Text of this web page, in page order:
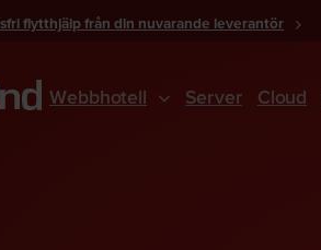
flytthjälp från din nuvarande leverantör
Webbhotell Server Cloud